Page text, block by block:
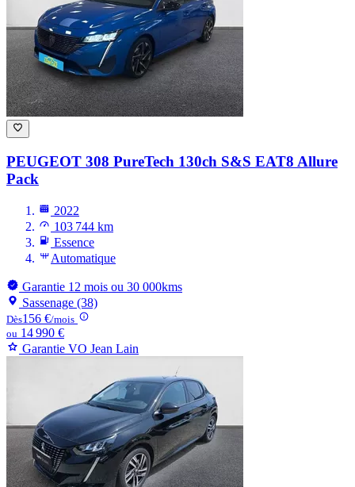
PEUGEOT 308 PureTech 130ch S&S EAT8 Allure
Pack
2022
103 744 km
Essence
Automatique
Garantie 12 mois ou 30 000kms
Sassenage (38)
Dès156 €/mois
ou 14 990 €
Garantie VO Jean Lain